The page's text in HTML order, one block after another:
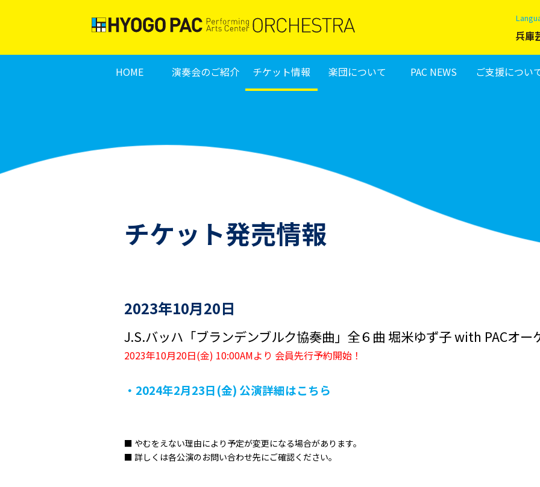
HOME 演奏会のご紹介 チケット情報 楽団について PAC NEWS ご支援につい
チケット発売情報
2023年10月20日
J.S.バッハ「ブランデンブルク協奏曲」全６曲 堀米ゆず子 with PACオー
2023年10月20日(金) 10:00AMより 会員先行予約開始！
・2024年2月23日(金) 公演詳細はこちら
■ やむをえない理由により予定が変更になる場合があります。
■ 詳しくは各公演のお問い合わせ先にご確認ください。